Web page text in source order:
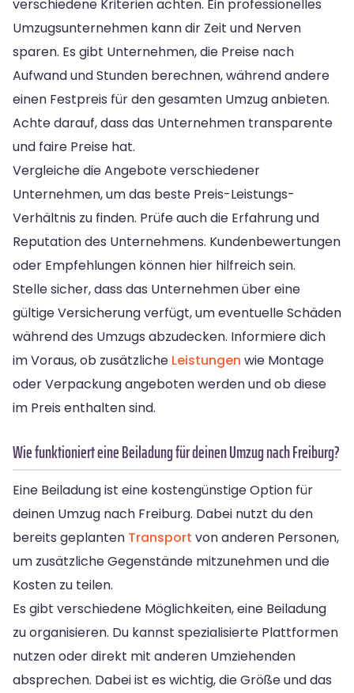
verschiedene Kriterien achten. Ein professionelles
Umzugsunternehmen kann dir Zeit und Nerven
sparen. Es gibt Unternehmen, die Preise nach
Aufwand und Stunden berechnen, während andere
einen Festpreis für den gesamten Umzug anbieten.
Achte darauf, dass das Unternehmen transparente
und faire Preise hat.
Vergleiche die Angebote verschiedener
Unternehmen, um das beste Preis-Leistungs-
Verhältnis zu finden. Prüfe auch die Erfahrung und
Reputation des Unternehmens. Kundenbewertungen
oder Empfehlungen können hier hilfreich sein.
Stelle sicher, dass das Unternehmen über eine
gültige Versicherung verfügt, um eventuelle Schäden
während des Umzugs abzudecken. Informiere dich
im Voraus, ob zusätzliche Leistungen wie Montage
oder Verpackung angeboten werden und ob diese
im Preis enthalten sind.
Wie funktioniert eine Beiladung für deinen Umzug nach Freiburg?
Eine Beiladung ist eine kostengünstige Option für
deinen Umzug nach Freiburg. Dabei nutzt du den
bereits geplanten Transport von anderen Personen,
um zusätzliche Gegenstände mitzunehmen und die
Kosten zu teilen.
Es gibt verschiedene Möglichkeiten, eine Beiladung
zu organisieren. Du kannst spezialisierte Plattformen
nutzen oder direkt mit anderen Umziehenden
absprechen. Dabei ist es wichtig, die Größe und das